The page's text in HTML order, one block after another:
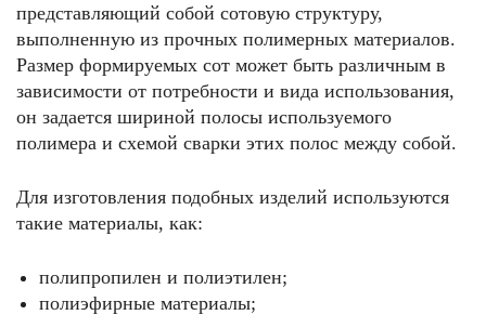
представляющий собой сотовую структуру,
выполненную из прочных полимерных материалов.
Размер формируемых сот может быть различным в
зависимости от потребности и вида использования,
он задается шириной полосы используемого
полимера и схемой сварки этих полос между собой.
Для изготовления подобных изделий используются
такие материалы, как:
полипропилен и полиэтилен;
полиэфирные материалы;